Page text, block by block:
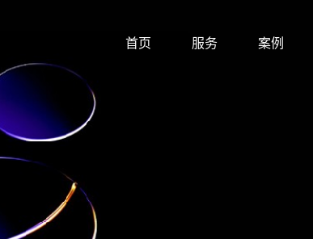
首页 服务 案例